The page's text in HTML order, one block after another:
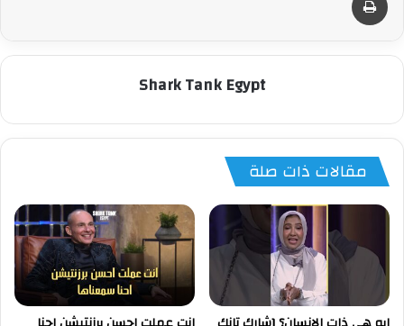
Shark Tank Egypt
مقالات ذات صلة